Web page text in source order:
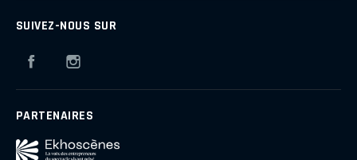
SUIVEZ-NOUS SUR
Facebook
PARTENAIRES